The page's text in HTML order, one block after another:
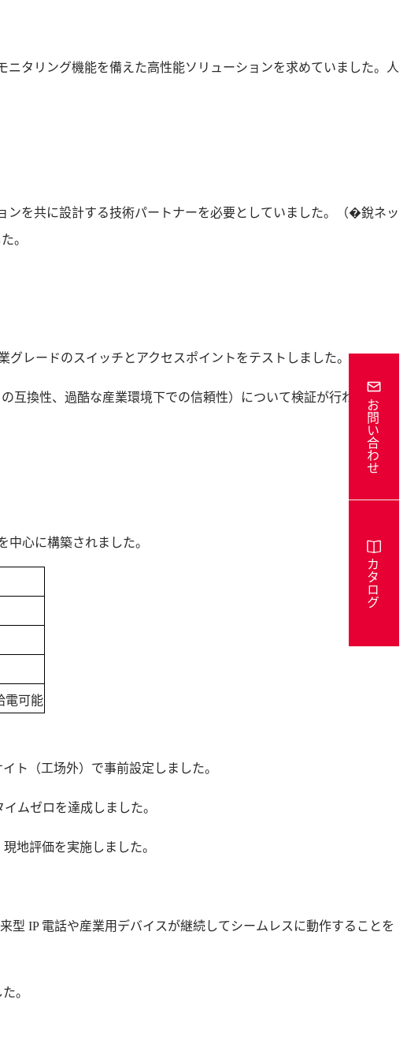
タリング機能を備えた高性能ソリューションを求めていました。人
ンを共に設計する技術パートナーを必要としていました。（�銳ネッ
。
レードのスイッチとアクセスポイントをテストしました。
換性、過酷な産業環境下での信頼性）について検証が行われまし
心に構築されました。
電可能
ト（工场外）で事前設定しました。
ムゼロを達成しました。
地評価を実施しました。
型 IP 電話や産業用デバイスが継続してシームレスに動作することを
。
お問い合わせ
カタログ